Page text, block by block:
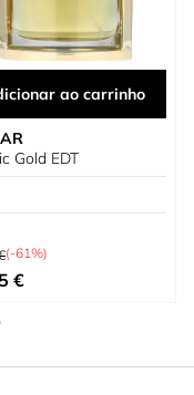
ao carrinho
Gold EDT
(-61%)
€